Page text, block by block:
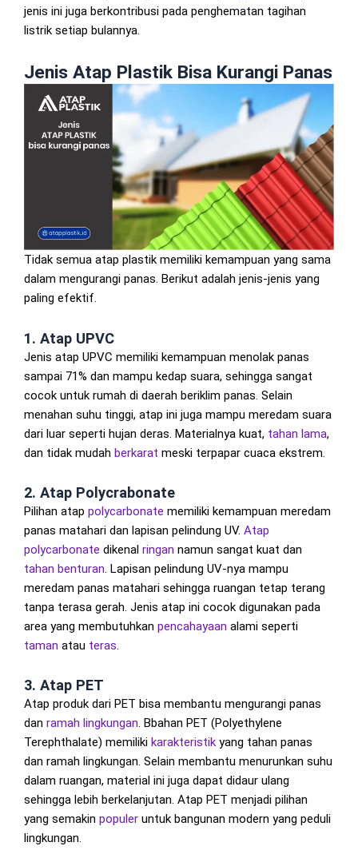
jenis ini juga berkontribusi pada penghematan tagihan
listrik setiap bulannya.
Jenis Atap Plastik Bisa Kurangi Panas
Tidak semua atap plastik memiliki kemampuan yang sama
dalam mengurangi panas. Berikut adalah jenis-jenis yang
paling efektif.
1. Atap UPVC
Jenis atap UPVC memiliki kemampuan menolak panas
sampai 71% dan mampu kedap suara, sehingga sangat
cocok untuk rumah di daerah beriklim panas. Selain
menahan suhu tinggi, atap ini juga mampu meredam suara
dari luar seperti hujan deras. Materialnya kuat, tahan lama,
dan tidak mudah berkarat meski terpapar cuaca ekstrem.
2. Atap Polycrabonate
Pilihan atap polycarbonate memiliki kemampuan meredam
panas matahari dan lapisan pelindung UV. Atap
polycarbonate dikenal ringan namun sangat kuat dan
tahan benturan. Lapisan pelindung UV-nya mampu
meredam panas matahari sehingga ruangan tetap terang
tanpa terasa gerah. Jenis atap ini cocok digunakan pada
area yang membutuhkan pencahayaan alami seperti
taman atau teras.
3. Atap PET
Atap produk dari PET bisa membantu mengurangi panas
dan ramah lingkungan. Bbahan PET (Polyethylene
Terephthalate) memiliki karakteristik yang tahan panas
dan ramah lingkungan. Selain membantu menurunkan suhu
dalam ruangan, material ini juga dapat didaur ulang
sehingga lebih berkelanjutan. Atap PET menjadi pilihan
yang semakin populer untuk bangunan modern yang peduli
lingkungan.